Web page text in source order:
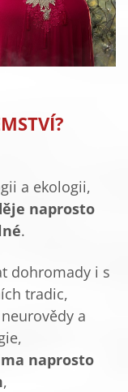
a ekologii,
naprosto
.
dohromady i s
tradic,
a
naprosto
,